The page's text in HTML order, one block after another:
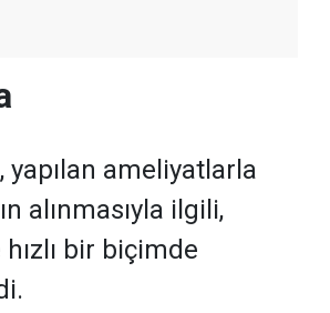
yapılan ameliyatlarla
alınmasıyla ilgili,
bir biçimde